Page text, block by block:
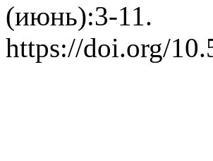
(июнь):3-11.
https://doi.org/